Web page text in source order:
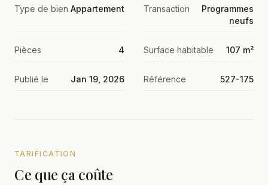
Type de bien Appartement Transaction
Programmes
neufs
Pièces 4 Surface habitable 107 m²
Publié le Jan 19, 2026 Référence 527-175
TARIFICATION
Ce que ça coûte